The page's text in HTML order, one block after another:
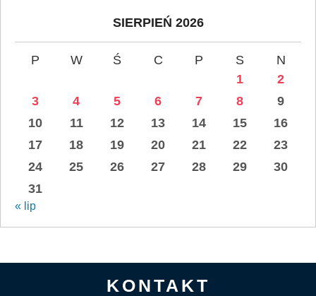
SIERPIEŃ 2026
P W Ś C P S
N
1
2
3
4 5 6 7 8
9
10
11 12 13 14 15
16
17
18 19 20 21 22
23
24
25 26 27 28 29
30
31
« lip
KONTAKT